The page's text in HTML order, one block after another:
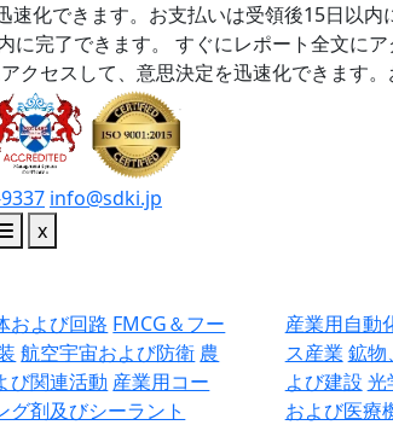
化できます。お支払いは受領後15日以内
完了できます。
すぐにレポート全文に
クセスして、意思決定を迅速化できます
info@sdki.jp
x
および回路 FMCG＆フー
航空宇宙および防衛 農
び関連活動 産業用コー
グ剤及びシーラント
産業用自動
ス産業 鉱物
よび建設 光
および医療